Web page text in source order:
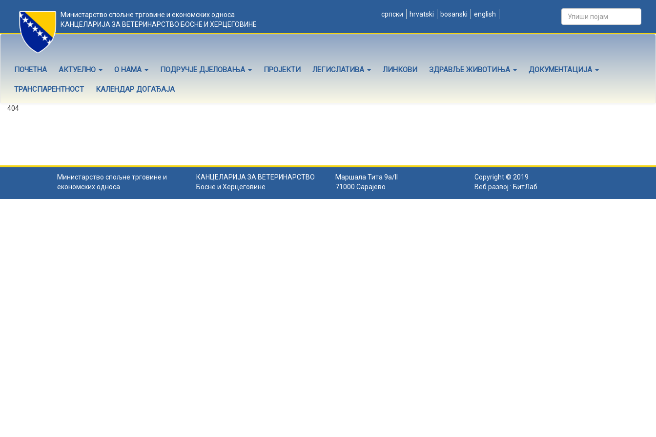
Министарство спољне трговине и економских односа
КАНЦЕЛАРИЈА ЗА ВЕТЕРИНАРСТВО БОСНЕ И ХЕРЦЕГОВИНЕ
српски hrvatski bosanski english
ПОЧЕТНА АКТУЕЛНО О НАМА ПОДРУЧЈЕ ДЈЕЛОВАЊА ПРОЈЕКТИ ЛЕГИСЛАТИВА ЛИНКОВИ ЗДРАВЉЕ ЖИВОТИЊА ДОКУМЕНТАЦИЈА
ТРАНСПАРЕНТНОСТ КАЛЕНДАР ДОГАЂАЈА
404
Министарство спољне трговине и
економских односа
КАНЦЕЛАРИЈА ЗА ВЕТЕРИНАРСТВО
Босне и Херцеговине
Маршала Тита 9а/II
71000 Сарајево
Copyright © 2019
Веб развој : БитЛаб